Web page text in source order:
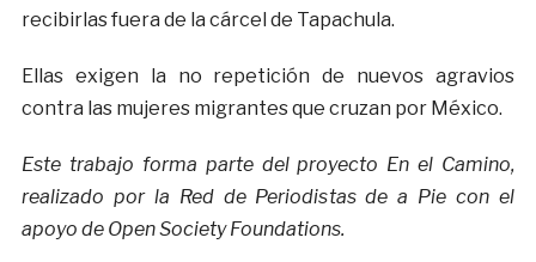
recibirlas fuera de la cárcel de Tapachula.
Ellas exigen la no repetición de nuevos agravios
contra las mujeres migrantes que cruzan por México.
Este trabajo forma parte del proyecto En el Camino,
realizado por la Red de Periodistas de a Pie con el
apoyo de Open Society Foundations.